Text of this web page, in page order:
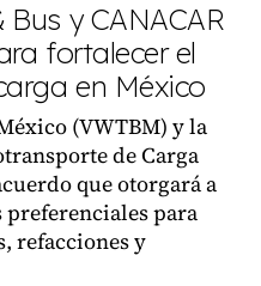
y CANACAR
fortalecer el
en México
(VWTBM) y la
de Carga
que otorgará a
preferenciales para
refacciones y